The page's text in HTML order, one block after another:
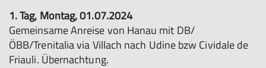
1. Tag, Montag, 01.07.2024
Gemeinsame Anreise von Hanau mit DB/
ÖBB/Trenitalia via Villach nach Udine bzw Cividale de
Friauli. Übernachtung.